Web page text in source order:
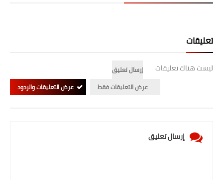
تعليقات
ليست هناك تعليقات
إرسال تعليق
عرض التعليقات فقط
عرض التعليقات والردود
إرسال تعليق